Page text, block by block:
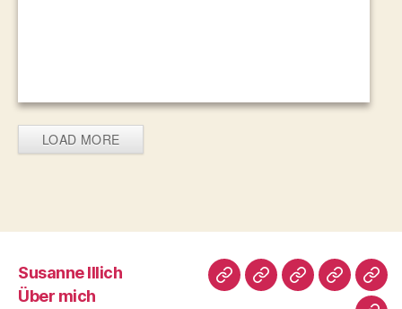
LOAD MORE
Susanne Illich
Über mich
Susanne
Übermeine